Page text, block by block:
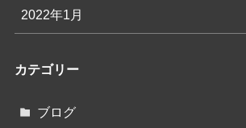
2022年1月
カテゴリー
ブログ